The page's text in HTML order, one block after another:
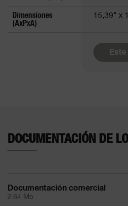
Dimensiones
(AxPxA)
15,39" x
DOCUMENTACIÓN DE
Documentación comercial
2.64 Mo